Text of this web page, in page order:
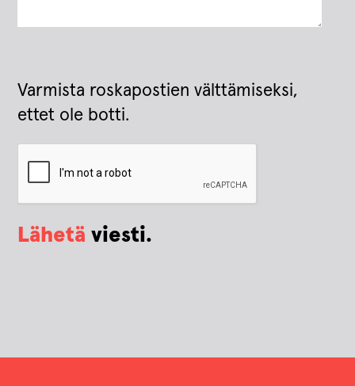
Varmista roskapostien välttämiseksi,
ettet ole botti.
Lähetä viesti.